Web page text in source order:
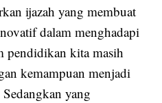
ijazah yang membuat
dalam menghadapi
pendidikan kita masih
kemampuan menjadi
yang